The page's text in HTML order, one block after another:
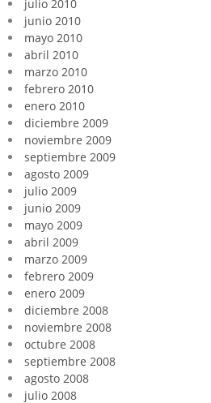
julio 2010
junio 2010
mayo 2010
abril 2010
marzo 2010
febrero 2010
enero 2010
diciembre 2009
noviembre 2009
septiembre 2009
agosto 2009
julio 2009
junio 2009
mayo 2009
abril 2009
marzo 2009
febrero 2009
enero 2009
diciembre 2008
noviembre 2008
octubre 2008
septiembre 2008
agosto 2008
julio 2008